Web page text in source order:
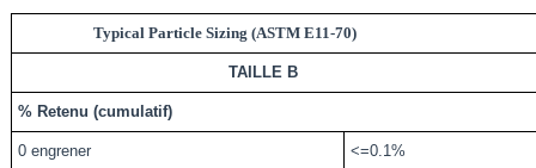
Typical Particle Sizing (ASTM E11-70)
TAILLE B
% Retenu (cumulatif)
0 engrener <=0.1%